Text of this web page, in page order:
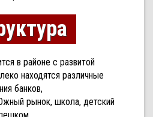
в районе с развитой
находятся различные
банков,
рынок, школа, детский